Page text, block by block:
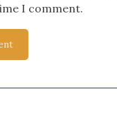
I comment.